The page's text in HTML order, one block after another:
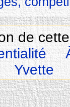
de
Yvette